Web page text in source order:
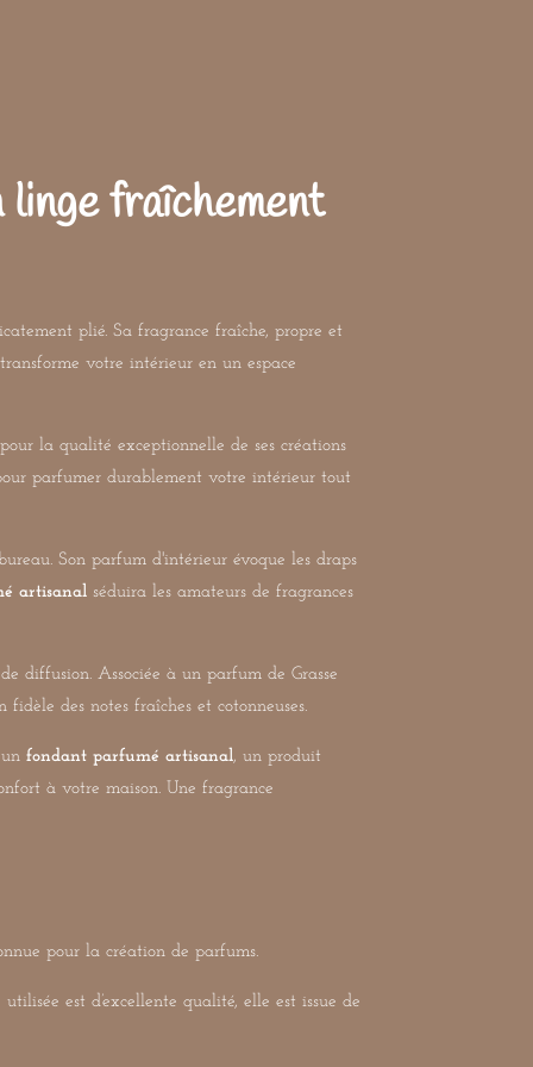
fraîchement
plié. Sa fragrance fraîche, propre et
votre intérieur en un espace
la qualité exceptionnelle de ses créations
parfumer durablement votre intérieur tout
Son parfum d'intérieur évoque les draps
artisanal séduira les amateurs de fragrances
diffusion. Associée à un parfum de Grasse
des notes fraîches et cotonneuses.
fondant parfumé artisanal, un produit
à votre maison. Une fragrance
pour la création de parfums.
est d’excellente qualité, elle est issue de